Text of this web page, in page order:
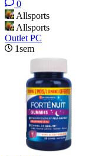
0
Allsports
Allsports
Outlet PC
1sem